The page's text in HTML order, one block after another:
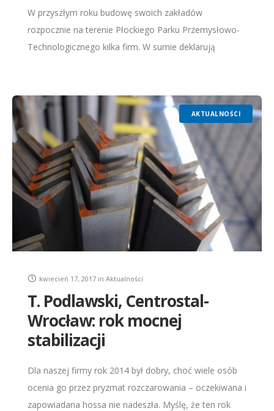
W przyszłym roku budowę swoich zakładów
rozpocznie na terenie Płockiego Parku Przemysłowo-
Technologicznego kilka firm. W sumie deklarują
AKTUALNOŚCI
kwiecień 17, 2017 in Aktualności
T. Podlawski, Centrostal-
Wrocław: rok mocnej
stabilizacji
Dla naszej firmy rok 2014 był dobry, choć wiele osób
ocenia go przez pryzmat rozczarowania – oczekiwana i
zapowiadana hossa nie nadeszła. Myślę, że ten rok